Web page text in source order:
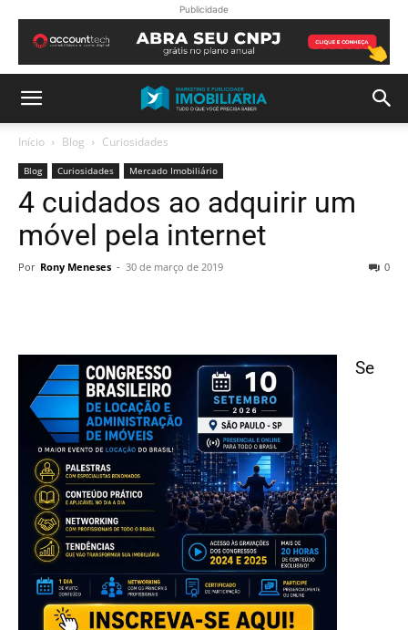
Publicidade
Início Blog Curiosidades
Blog Curiosidades Mercado Imobiliário
4 cuidados ao adquirir um
móvel pela internet
Por Rony Meneses - 30 de março de 2019 0
Se